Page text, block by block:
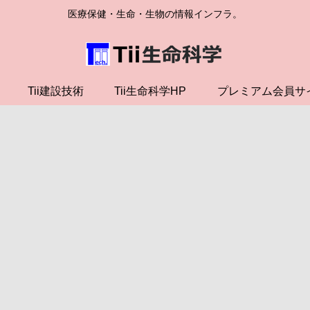
医療保健・生命・生物の情報インフラ。
Tii建設技術 Tii生命科学HP プレミアム会員サ